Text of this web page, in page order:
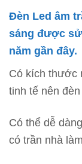
Đèn Led âm
sáng được
năm gần đây.
Có kích thước
tinh tế nên
Có thể dễ
có trần nhà